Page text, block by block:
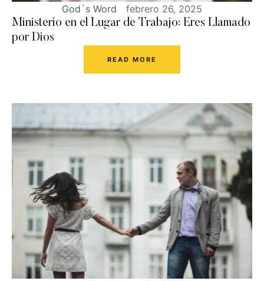
God`s Word
febrero 26, 2025
Ministerio en el Lugar de Trabajo: Eres Llamado
por Dios
READ MORE